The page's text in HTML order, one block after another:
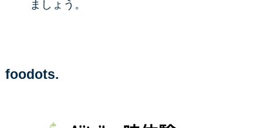
ましょう。
foodots.